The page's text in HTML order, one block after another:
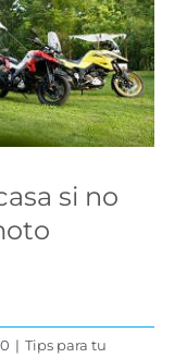
con la
si no
| Tips para tu